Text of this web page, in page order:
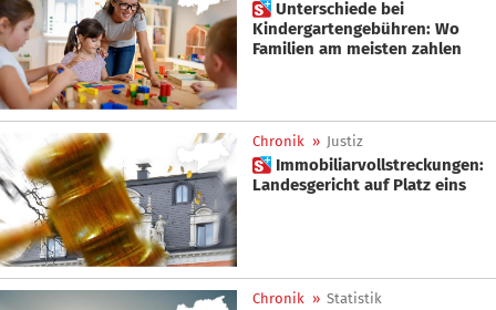
 Unterschiede bei
Kindergartengebühren: Wo
Familien am meisten zahlen
Chronik » Justiz
 Immobiliarvollstreckungen:
Landesgericht auf Platz eins
Chronik » Statistik